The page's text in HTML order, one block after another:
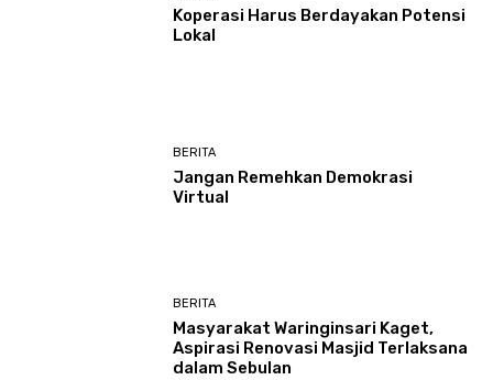
Koperasi Harus Berdayakan Potensi
Lokal
BERITA
Jangan Remehkan Demokrasi
Virtual
BERITA
Masyarakat Waringinsari Kaget,
Aspirasi Renovasi Masjid Terlaksana
dalam Sebulan